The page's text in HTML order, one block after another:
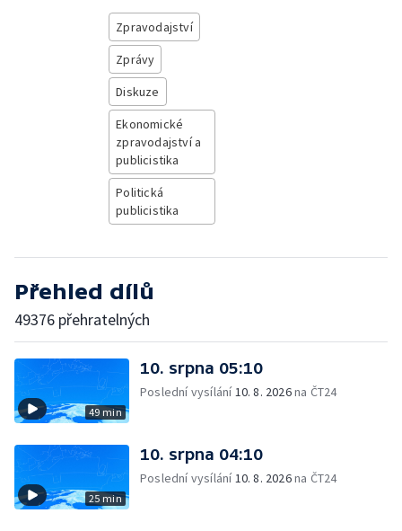
Zpravodajství
Zprávy
Diskuze
Ekonomické
zpravodajství a
publicistika
Politická
publicistika
Přehled dílů
49376 přehratelných
49 min
10. srpna 05:10
Poslední vysílání10. 8. 2026na ČT24
25 min
10. srpna 04:10
Poslední vysílání10. 8. 2026na ČT24